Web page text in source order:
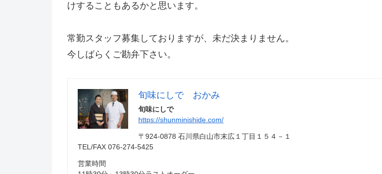
けすることもあるかと思います。
常勤スタッフ募集しておりますが、未だ決まりません。
今しばらくご勘弁下さい。
旬味にしで おかみ
旬味にしで
https://shunminishide.com/
〒924-0878 石川県白山市末広１丁目１５４－１
TEL/FAX 076-274-5425
営業時間